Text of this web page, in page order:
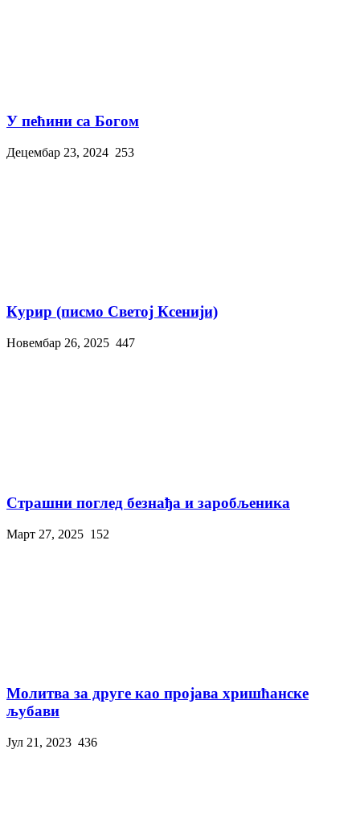
У пећини са Богом
Децембар 23, 2024 253
Курир (писмо Светој Ксенији)
Новембар 26, 2025 447
Страшни поглед безнађа и заробљеника
Март 27, 2025 152
Молитва за друге као пројава хришћанске
љубави
Јул 21, 2023 436